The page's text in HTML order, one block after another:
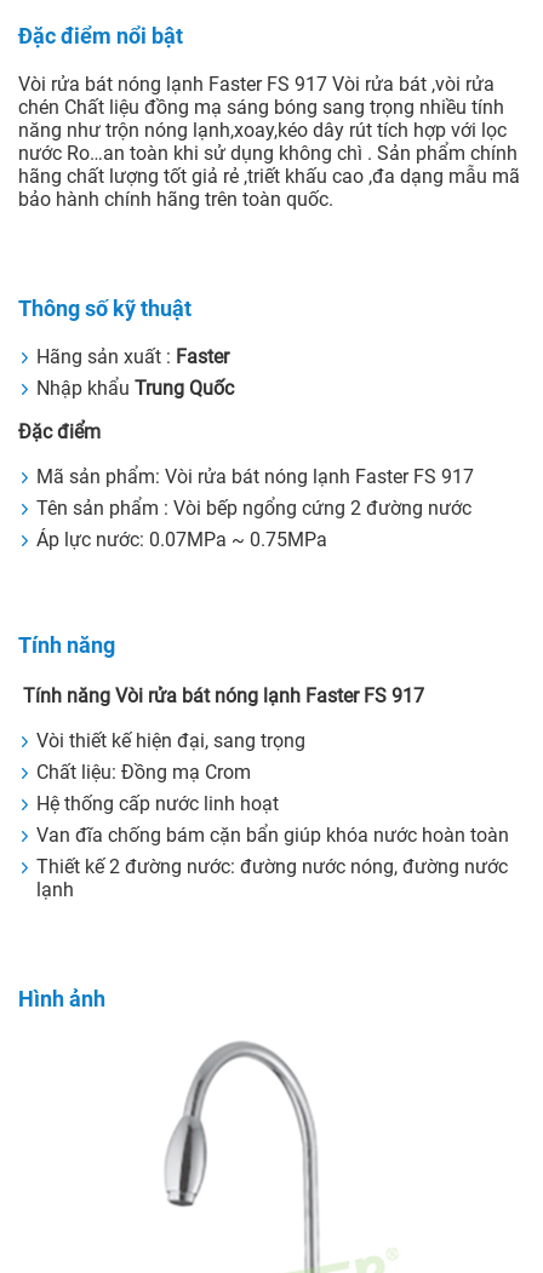
Đặc điểm nổi bật
Vòi rửa bát nóng lạnh Faster FS 917 Vòi rửa bát ,vòi rửa
chén Chất liệu đồng mạ sáng bóng sang trọng nhiều tính
năng như trộn nóng lạnh,xoay,kéo dây rút tích hợp với lọc
nước Ro…an toàn khi sử dụng không chì . Sản phẩm chính
hãng chất lượng tốt giả rẻ ,triết khấu cao ,đa dạng mẫu mã
bảo hành chính hãng trên toàn quốc.
Thông số kỹ thuật
Hãng sản xuất : Faster
Nhập khẩu Trung Quốc
Đặc điểm
Mã sản phẩm: Vòi rửa bát nóng lạnh Faster FS 917
Tên sản phẩm : Vòi bếp ngổng cứng 2 đường nước
Áp lực nước: 0.07MPa ~ 0.75MPa
Tính năng
Tính năng Vòi rửa bát nóng lạnh Faster FS 917
Vòi thiết kế hiện đại, sang trọng
Chất liệu: Đồng mạ Crom
Hệ thống cấp nước linh hoạt
Van đĩa chống bám cặn bẩn giúp khóa nước hoàn toàn
Thiết kế 2 đường nước: đường nước nóng, đường nước
lạnh
Hình ảnh